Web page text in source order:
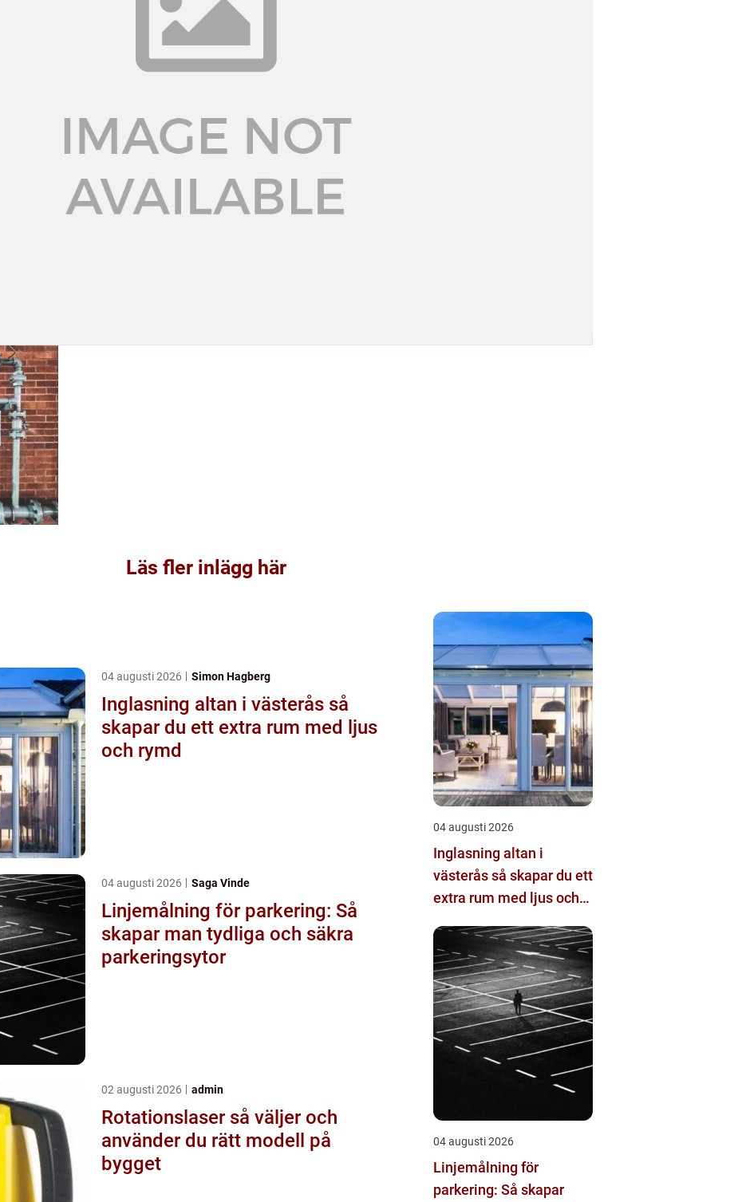
Läs fler inlägg här
04 augusti 2026 Simon Hagberg
Inglasning altan i västerås så
skapar du ett extra rum med ljus
och rymd
04 augusti 2026 Saga Vinde
Linjemålning för parkering: Så
skapar man tydliga och säkra
parkeringsytor
02 augusti 2026 admin
Rotationslaser så väljer och
använder du rätt modell på
bygget
04 augusti 2026
Inglasning altan i
västerås så skapar du ett
extra rum med ljus och
04 augusti 2026
Linjemålning för
parkering: Så skapar